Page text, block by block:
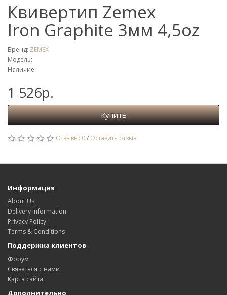
Квивертип Zemex
Iron Graphite 3мм 4,5oz
Бренд: ZEMEX
Модель:
Наличие:
1 526р.
Купить
Отзывы: 0/ Оставить отзыв
Информация
About Us
Delivery Information
Privacy Policy
Terms & Conditions
Поддержка клиентов
Форум
Связаться с нами
Карта сайта
Дополнительно